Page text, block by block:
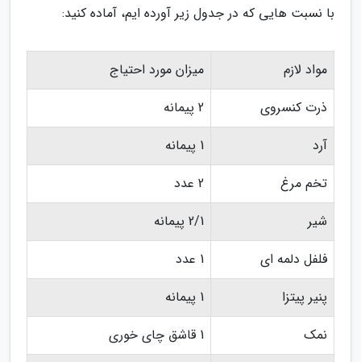
با نسبت هایی که در جدول زیر آورده ایم، آماده کنید:
مواد لازم
میزان مورد احتیاج
ذرت کنسروی
2 پیمانه
آرد
1 پیمانه
تخم مرغ
2 عدد
شیر
2/1 پیمانه
فلفل دلمه ای
1 عدد
پنیر پیتزا
1 پیمانه
نمک
1 قاشق چای خوری